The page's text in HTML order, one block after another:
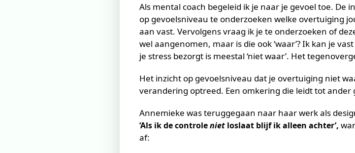
Als mental coach begeleid ik je naar je gevoel toe. De
op gevoelsniveau te onderzoeken welke overtuiging
aan vast. Vervolgens vraag ik je te onderzoeken of
wel aangenomen, maar is die ook ‘waar’? Ik kan je
je stress bezorgt is meestal ‘niet waar’. Het
Het inzicht op gevoelsniveau dat je overtuiging niet
verandering optreed. Een omkering die leidt tot
Annemieke was teruggegaan naar haar werk als
‘Als ik de controlenietloslaat blijf ik alleen achter’,
af: